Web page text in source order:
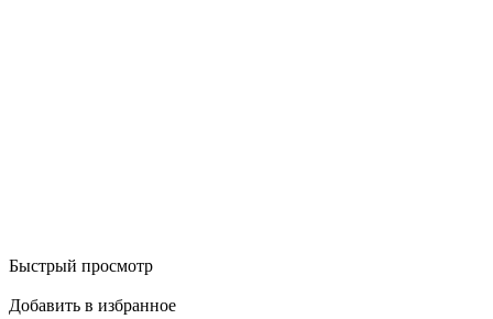
Быстрый просмотр
Добавить в избранное